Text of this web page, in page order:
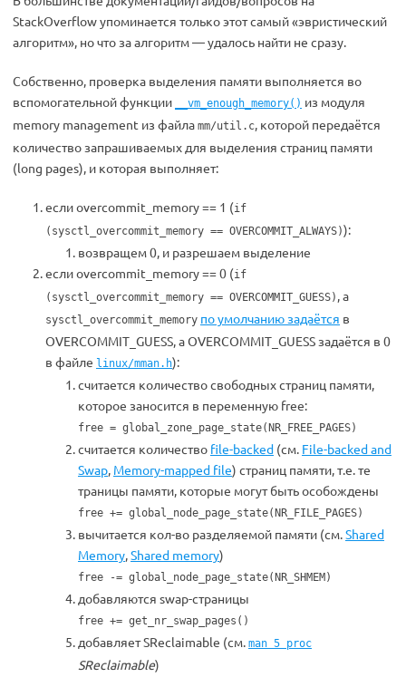
StackOverflow упоминается только этот самый «эвристический
алгоритм», но что за алгоритм — удалось найти не сразу.
Собственно, проверка выделения памяти выполняется во
вспомогательной функции
__vm_enough_memory() из модуля
memory management из файла mm/util.c, которой передаётся
количество запрашиваемых для выделения страниц памяти
(long pages), и которая выполняет:
если overcommit_memory == 1 (if
(sysctl_overcommit_memory == OVERCOMMIT_ALWAYS)):
возвращем 0, и разрешаем выделение
если overcommit_memory == 0 (if
(sysctl_overcommit_memory == OVERCOMMIT_GUESS) , а
sysctl_overcommit_memory по умолчанию задаётся в
OVERCOMMIT_GUESS, а OVERCOMMIT_GUESS задаётся в 0
в файле linux/mman.h):
считается количество свободных страниц памяти,
которое заносится в переменную free:
free = global_zone_page_state(NR_FREE_PAGES)
считается количество file-backed (см. File-backed and
Swap, Memory-mapped file) страниц памяти, т.е. те
траницы памяти, которые могут быть особождены
free += global_node_page_state(NR_FILE_PAGES)
вычитается кол-во разделяемой памяти (см.Shared
Memory,Shared memory)
free -= global_node_page_state(NR_SHMEM)
добавляются swap-страницы
free += get_nr_swap_pages()
добавляет SReclaimable (см. man 5 proc
SReclaimable)